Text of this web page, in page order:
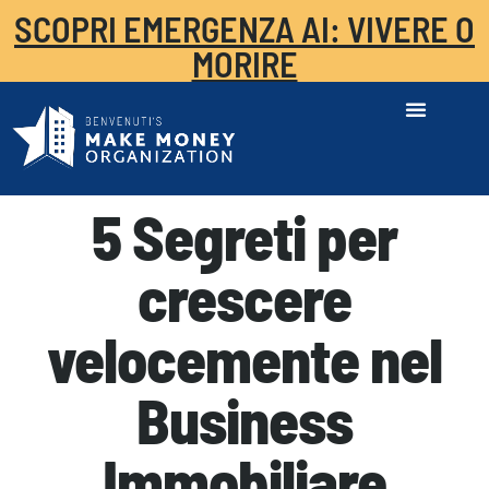
SCOPRI EMERGENZA AI: VIVERE O
MORIRE
5 Segreti per
crescere
velocemente nel
Business